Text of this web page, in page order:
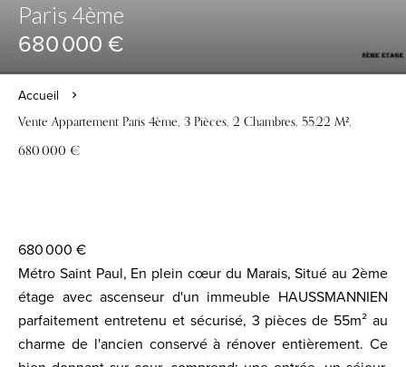
Paris 4ème
680 000 €
Accueil
Vente Appartement Paris 4ème, 3 Pièces, 2 Chambres, 55.22 M²,
680 000 €
680 000 €
Métro Saint Paul, En plein cœur du Marais, Situé au 2ème
étage avec ascenseur d'un immeuble HAUSSMANNIEN
parfaitement entretenu et sécurisé, 3 pièces de 55m² au
charme de l'ancien conservé à rénover entièrement. Ce